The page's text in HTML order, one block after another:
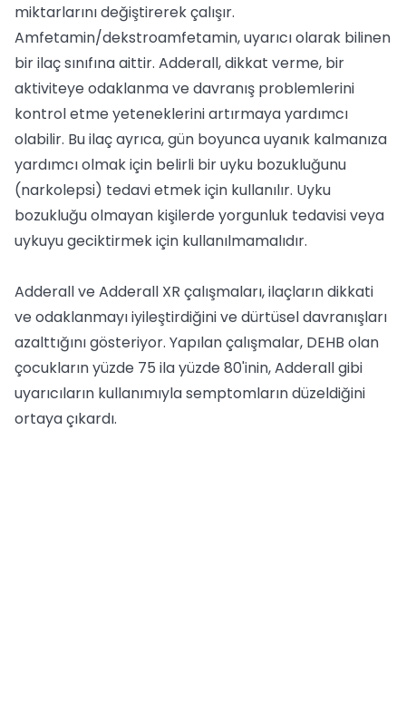
miktarlarını değiştirerek çalışır.
Amfetamin/dekstroamfetamin, uyarıcı olarak bilinen
bir ilaç sınıfına aittir. Adderall, dikkat verme, bir
aktiviteye odaklanma ve davranış problemlerini
kontrol etme yeteneklerini artırmaya yardımcı
olabilir. Bu ilaç ayrıca, gün boyunca uyanık kalmanıza
yardımcı olmak için belirli bir uyku bozukluğunu
(narkolepsi) tedavi etmek için kullanılır. Uyku
bozukluğu olmayan kişilerde yorgunluk tedavisi veya
uykuyu geciktirmek için kullanılmamalıdır.
Adderall ve Adderall XR çalışmaları, ilaçların dikkati
ve odaklanmayı iyileştirdiğini ve dürtüsel davranışları
azalttığını gösteriyor. Yapılan çalışmalar, DEHB olan
çocukların yüzde 75 ila yüzde 80'inin, Adderall gibi
uyarıcıların kullanımıyla semptomların düzeldiğini
ortaya çıkardı.